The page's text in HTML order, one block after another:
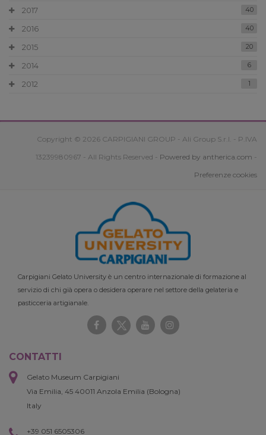
2017 40
2016 40
2015 20
2014 6
2012 1
Copyright © 2026 CARPIGIANI GROUP - Ali Group S.r.l. - P.IVA
13239980967 - All Rights Reserved - Powered by antherica.com -
Preferenze cookies
Carpigiani Gelato University è un centro internazionale di formazione al
servizio di chi già opera o desidera operare nel settore della gelateria e
pasticceria artigianale.
CONTATTI
Gelato Museum Carpigiani
Via Emilia, 45 40011 Anzola Emilia (Bologna)
Italy
+39 051 6505306